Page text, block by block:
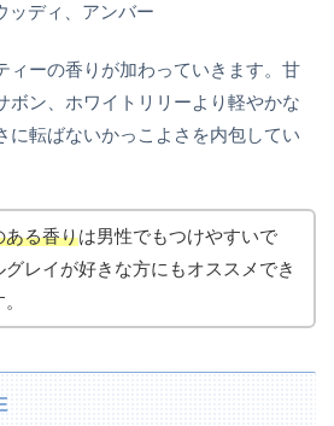
ディ、アンバー
ィーの香りが加わっていきます。甘
ボン、ホワイトリリーより軽やかな
に転ばないかっこよさを内包してい
ある香りは男性でもつけやすいで
グレイが好きな方にもオススメでき